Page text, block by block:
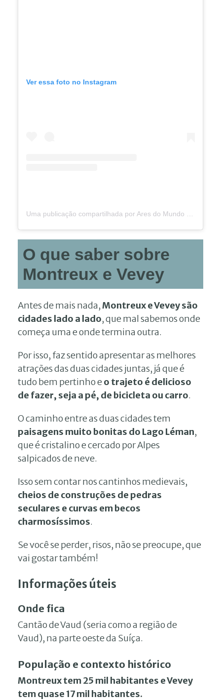
Ver essa foto no Instagram
O que saber sobre
Montreux e Vevey
Antes de mais nada,Montreux e Vevey são
cidades lado a lado, que mal sabemos onde
começa uma e onde termina outra.
Por isso, faz sentido apresentar as melhores
atrações das duas cidades juntas, já que é
tudo bem pertinho eo trajeto é delicioso
de fazer, seja a pé, de bicicleta ou carro.
O caminho entre as duas cidades tem
paisagens muito bonitas do Lago Léman,
que é cristalino e cercado por Alpes
salpicados de neve.
Isso sem contar nos cantinhos medievais,
cheios de construções de pedras
seculares e curvas em becos
charmosíssimos.
Se você se perder, risos, não se preocupe, que
vai gostar também!
Informações úteis
Onde fica
Cantão de Vaud (seria como a região de
Vaud), na parte oeste da Suíça.
População e contexto histórico
Montreux tem 25 mil habitantes e Vevey
tem quase 17 mil habitantes.